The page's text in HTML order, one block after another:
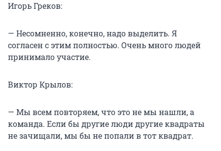
Игорь Греков:
— Несомненно, конечно, надо выделить. Я
согласен с этим полностью. Очень много людей
принимало участие.
Виктор Крылов:
— Мы всем повторяем, что это не мы нашли, а
команда. Если бы другие люди другие квадраты
не зачищали, мы бы не попали в тот квадрат.